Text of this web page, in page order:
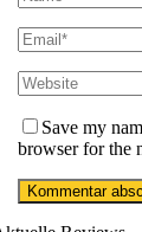
Save my
browser for the